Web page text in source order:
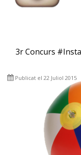
3r Concurs
Publicat el 22 Juliol 2015